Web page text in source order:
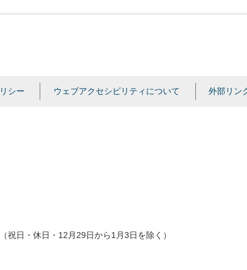
シー ウェブアクセシビリティについて 外部リン
祝日・休日・12月29日から1月3日を除く）